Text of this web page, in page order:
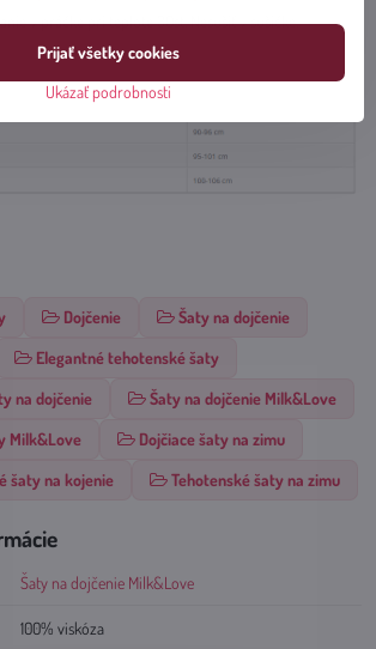
v práčke pri teplote 30st. Nesušiť v sušičke.
Dojčenie
Šaty na dojčenie
Elegantné tehotenské šaty
na dojčenie
Šaty na dojčenie Milk&Love
Milk&Love
Dojčiace šaty na zimu
šaty na kojenie
Tehotenské šaty na zimu
Šaty na dojčenie Milk&Love
100% viskóza
Ukázať podrobnosti
Prijať všetky cookies